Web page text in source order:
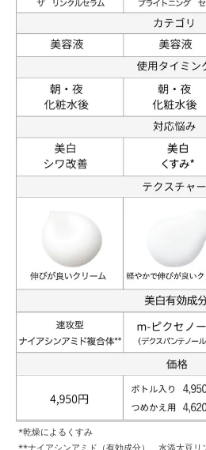
*乾燥によるくすみ
**ナイアシンアミド（有効成分）、水添大豆リ